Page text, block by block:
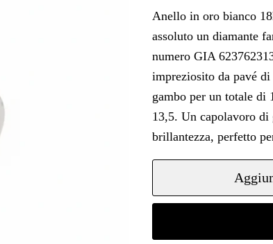
Anello in oro bianco
assoluto un diamante
numero GIA
impreziosito da pavé
gambo per un totale di
13,5. Un capolavoro
brillantezza, perfetto